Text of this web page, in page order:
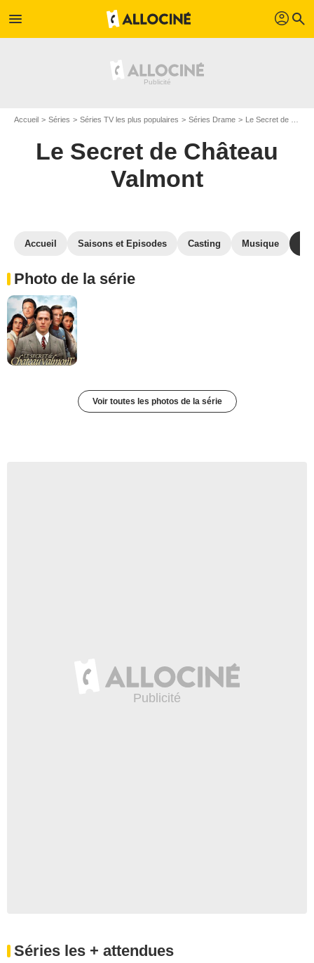
menu profil search
Accueil Séries Séries TV les plus populaires Séries Drame Le Secret de Château Valmont
Le Secret de Château
Valmont
Accueil Saisons et Episodes Casting Musique
Photo de la série
Voir toutes les photos de la série
Séries les + attendues